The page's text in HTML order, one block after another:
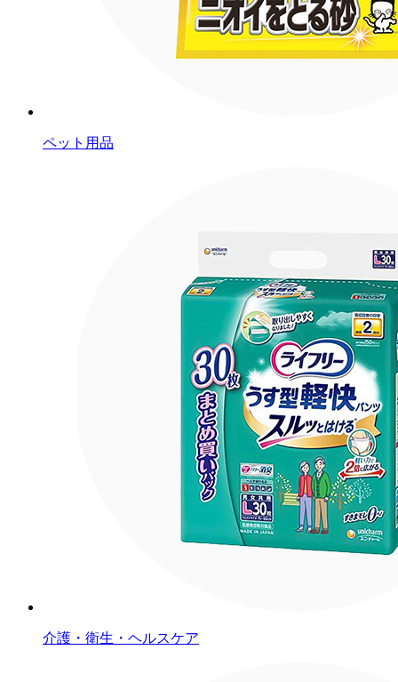
ペット用品
介護・衛生・ヘルスケア